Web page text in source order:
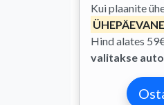
Kui plaanite
Hind alates
valitakse